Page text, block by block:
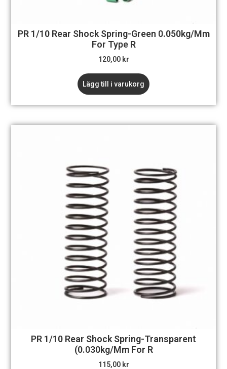
PR 1/10 Rear Shock Spring-Green 0.050kg/mm
For Type R
120,00 kr
Lägg till i varukorg
PR 1/10 Rear Shock Spring-Transparent
(0.030kg/mm For R
115,00 kr